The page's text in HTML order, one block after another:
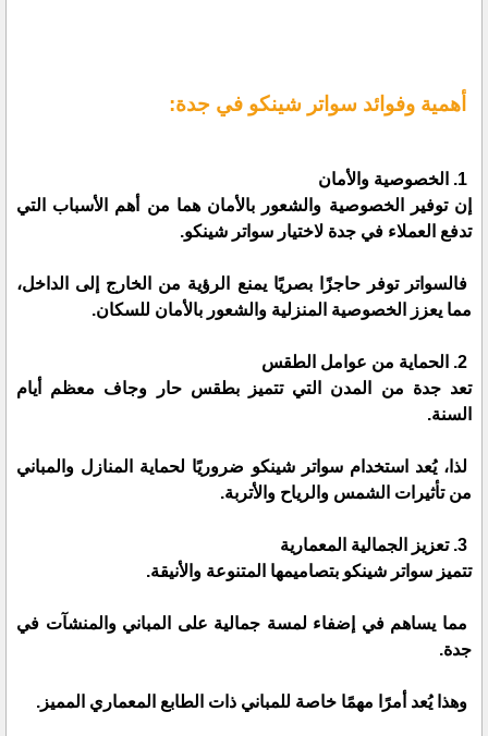
أهمية وفوائد سواتر شينكو في جدة:
إن توفير الخصوصية والشعور بالأمان هما من أهم الأسباب التي
تدفع العملاء في جدة لاختيار سواتر شينكو.
فالسواتر توفر حاجزًا بصريًا يمنع الرؤية من الخارج إلى الداخل،
مما يعزز الخصوصية المنزلية والشعور بالأمان للسكان.
تعد جدة من المدن التي تتميز بطقس حار وجاف معظم أيام
السنة.
لذا، يُعد استخدام سواتر شينكو ضروريًا لحماية المنازل والمباني
من تأثيرات الشمس والرياح والأتربة.
تتميز سواتر شينكو بتصاميمها المتنوعة والأنيقة.
مما يساهم في إضفاء لمسة جمالية على المباني والمنشآت في
جدة.
وهذا يُعد أمرًا مهمًا خاصة للمباني ذات الطابع المعماري المميز.